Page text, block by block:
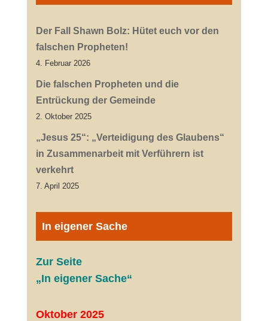
Der Fall Shawn Bolz: Hütet euch vor den
falschen Propheten!
4. Februar 2026
Die falschen Propheten und die
Entrückung der Gemeinde
2. Oktober 2025
„Jesus 25“: „Verteidigung des Glaubens“
in Zusammenarbeit mit Verführern ist
verkehrt
7. April 2025
In eigener Sache
Zur Seite
„In eigener Sache“
Oktober 2025